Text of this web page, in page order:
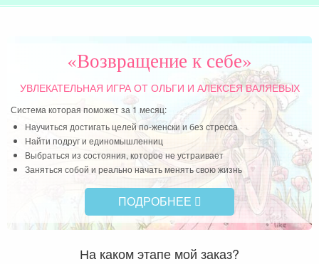
«Возвращение к себе»
УВЛЕКАТЕЛЬНАЯ ИГРАОТ ОЛЬГИ И АЛЕКСЕЯ ВАЛЯЕВЫХ
Система которая поможет за 1 месяц:
Научиться достигать целей по-женски и без стресса
Найти подруг и единомышленниц
Выбраться из состояния, которое не устраивает
Заняться собой и реально начать менять свою жизнь
ПОДРОБНЕЕ
На каком этапе мой заказ?